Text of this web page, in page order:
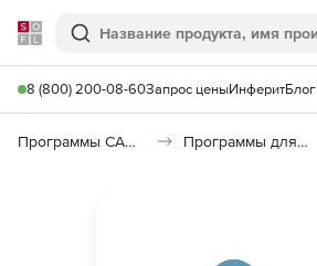
Softline
Поиск
8 (800) 200-08-60Запрос ценыИнферитБлог
Программы САПР и ГИС Программы для документооборота